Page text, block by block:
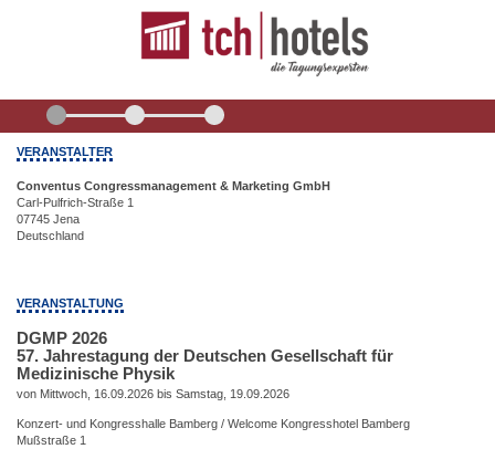
VERANSTALTER
Conventus Congressmanagement & Marketing GmbH
Carl-Pulfrich-Straße 1
07745 Jena
Deutschland
VERANSTALTUNG
DGMP 2026
57. Jahrestagung der Deutschen Gesellschaft für
Medizinische Physik
von Mittwoch, 16.09.2026 bis Samstag, 19.09.2026
Konzert- und Kongresshalle Bamberg / Welcome Kongresshotel Bamberg
Mußstraße 1